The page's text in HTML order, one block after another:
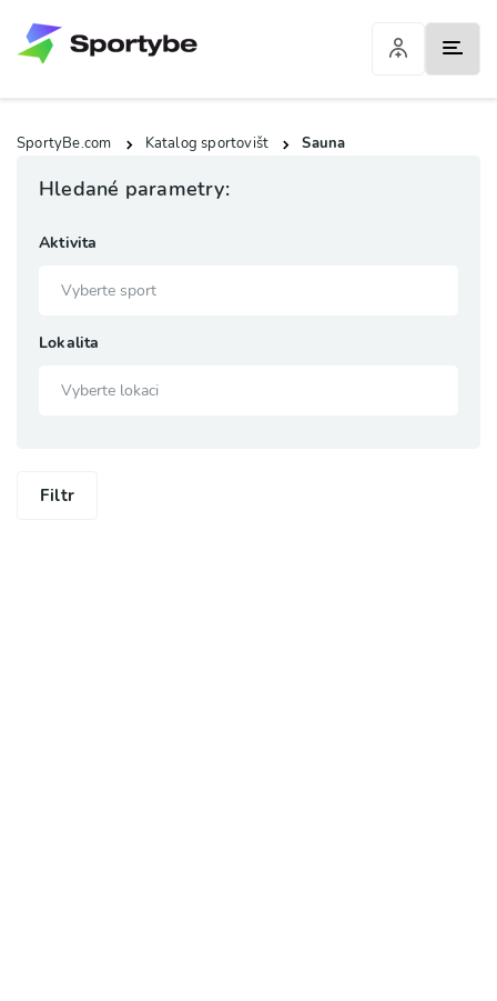
SportyBe.com Katalog sportovišt Sauna
Hledané parametry:
Aktivita
Lokalita
Filtr